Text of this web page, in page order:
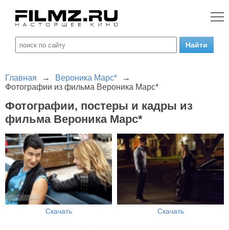
Главная → Вероника Марс*
→
Фотографии из фильма Вероника Марс*
Фотографии, постеры и кадры из
фильма Вероника Марс*
Скачать Скачать